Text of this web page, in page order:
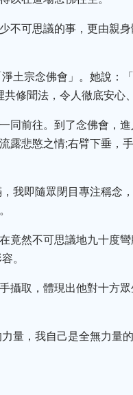
不可思議的事，更由親
土宗念佛會」。她說：
修聞法，令人徹底安心
同前往。到了念佛會，
悲愍之情;右臂下垂，
我即隨眾閉目專注稱念
竟然不可思議地九十度
。
攝取，體現出他對十方
量，我自己是全無力量